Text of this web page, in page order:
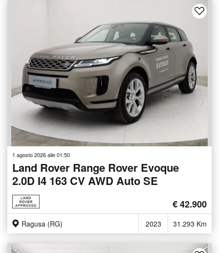
1 agosto 2026 alle 01:50
Land Rover Range Rover Evoque
2.0D I4 163 CV AWD Auto SE
€ 42.900
Ragusa (RG) 2023 31.293 Km